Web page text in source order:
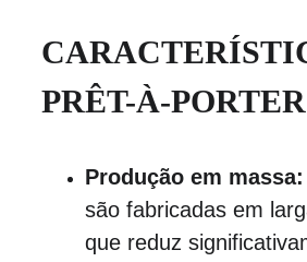
PRÊT-À-PORTER
Produção em massa:
são fabricadas em
que reduz